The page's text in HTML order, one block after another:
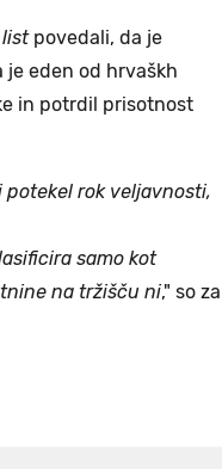
povedali, da je
je eden od hrvaškh
in potrdil prisotnost
rok veljavnosti,
samo kot
na tržišču ni," so za